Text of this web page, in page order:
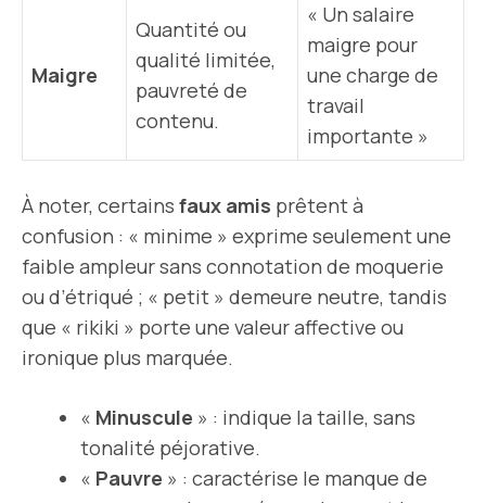
Maigre
Quantité ou
qualité limitée,
pauvreté de
contenu.
« Un salaire
maigre pour
une charge de
travail
importante »
À noter, certains faux amis prêtent à
confusion : « minime » exprime seulement une
faible ampleur sans connotation de moquerie
ou d’étriqué ; « petit » demeure neutre, tandis
que « rikiki » porte une valeur affective ou
ironique plus marquée.
« Minuscule » : indique la taille, sans
tonalité péjorative.
« Pauvre » : caractérise le manque de